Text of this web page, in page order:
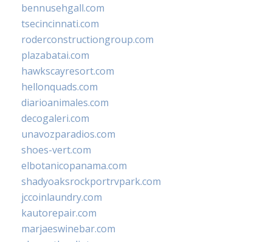
bennusehgall.com
tsecincinnati.com
roderconstructiongroup.com
plazabatai.com
hawkscayresort.com
hellonquads.com
diarioanimales.com
decogaleri.com
unavozparadios.com
shoes-vert.com
elbotanicopanama.com
shadyoaksrockportrvpark.com
jccoinlaundry.com
kautorepair.com
marjaeswinebar.com